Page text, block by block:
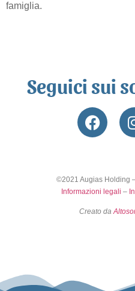
famiglia.
Seguici sui
©2021 Augias Holding
Informazioni legali –
Creato da